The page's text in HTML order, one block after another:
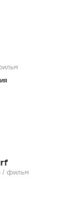
/ фильм